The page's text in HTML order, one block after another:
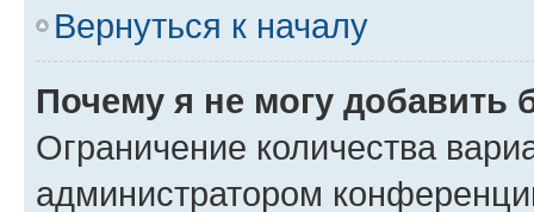
Вернуться к началу
Почему я не могу добавить
Ограничение количества
администратором